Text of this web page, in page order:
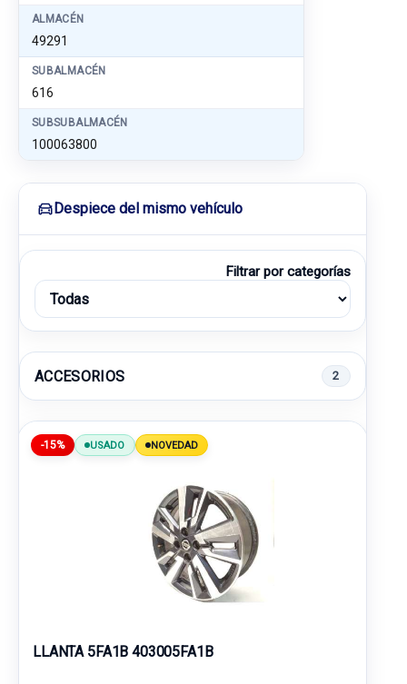
ALMACÉN
49291
SUBALMACÉN
616
SUBSUBALMACÉN
100063800
Despiece del mismo vehículo
Filtrar por categorías
ACCESORIOS 2
-15% USADO NOVEDAD
LLANTA 5FA1B 403005FA1B